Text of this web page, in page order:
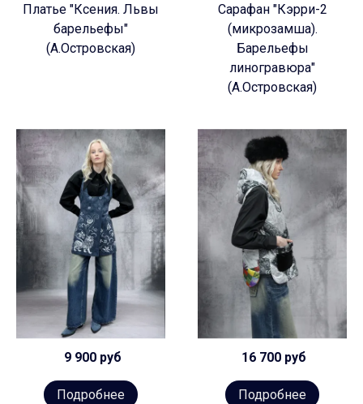
Платье "Ксения. Львы
барельефы"
(А.Островская)
Сарафан "Кэрри-2
(микрозамша).
Барельефы
линогравюра"
(А.Островская)
9 900 руб
Подробнее
16 700 руб
Подробнее